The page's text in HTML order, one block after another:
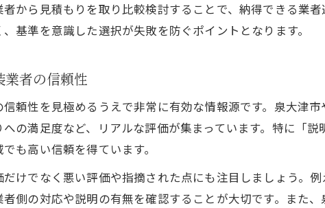
屋根塗装業者の評判を比較するポイント
から見積もりを取り比較検討することで、納得できる業
基準を意識した選択が失敗を防ぐポイントとなります。
業者の信頼性
頼性を見極めるうえで非常に有効な情報源です。泉大津
の満足度など、リアルな評価が集まっています。特に「
も高い信頼を得ています。
けでなく悪い評価や指摘された点にも注目しましょう。
側の対応や説明の有無を確認することが大切です。また